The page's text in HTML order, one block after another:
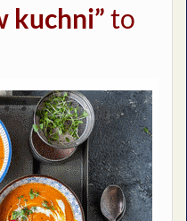
kuchni”to